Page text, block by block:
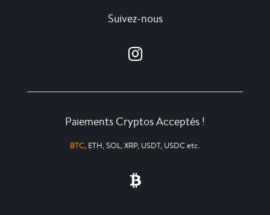
Suivez-nous
Paiements Cryptos Acceptés !
BTC, ETH, SOL, XRP, USDT, USDC etc.